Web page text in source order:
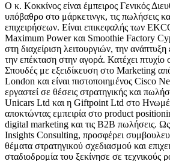
Ο κ. Κοκκίνος είναι έμπειρος Γενικός
υπόβαθρο στο μάρκετινγκ, τις πωλήσεις
επιχειρήσεων. Είναι επικεφαλής των
Maximum Power και Smoothie Factory
στη διαχείριση λειτουργιών, την
την επέκταση στην αγορά. Κατέχει πτυχίο
Σπουδές με εξειδίκευση στο Marketing
London και είναι πιστοποιημένος Cisco
εργαστεί σε θέσεις στρατηγικής και
Unicars Ltd και η Giftpoint Ltd στο
αποκτώντας εμπειρία στο product
digital marketing και τις B2B πωλήσεις. Ως
Insights Consulting, προσφέρει
θέματα στρατηγικού σχεδιασμού και
σταδιοδρομία του ξεκίνησε σε τεχνικούς